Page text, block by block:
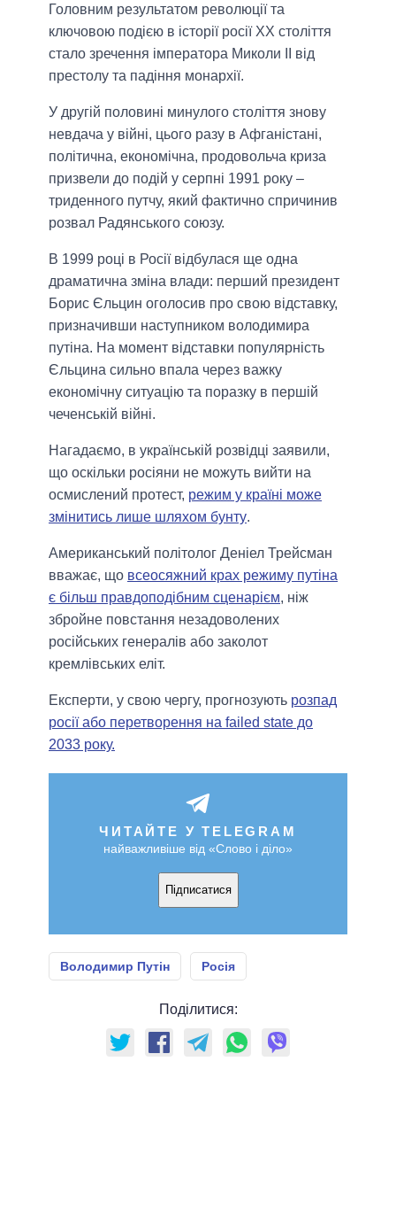
Головним результатом революції та
ключовою подією в історії росії XX століття
стало зречення імператора Миколи II від
престолу та падіння монархії.
У другій половині минулого століття знову
невдача у війні, цього разу в Афганістані,
політична, економічна, продовольча криза
призвели до подій у серпні 1991 року –
триденного путчу, який фактично спричинив
розвал Радянського союзу.
В 1999 році в Росії відбулася ще одна
драматична зміна влади: перший президент
Борис Єльцин оголосив про свою відставку,
призначивши наступником володимира
путіна. На момент відставки популярність
Єльцина сильно впала через важку
економічну ситуацію та поразку в першій
чеченській війні.
Нагадаємо, в українській розвідці заявили,
що оскільки росіяни не можуть вийти на
осмислений протест, режим у країні може
змінитись лише шляхом бунту.
Американський політолог Деніел Трейсман
вважає, що всеосяжний крах режиму путіна
є більш правдоподібним сценарієм, ніж
збройне повстання незадоволених
російських генералів або заколот
кремлівських еліт.
Експерти, у свою чергу, прогнозують розпад
росії або перетворення на failed state до
2033 року.
ЧИТАЙТЕ У TELEGRAM
найважливіше від «Слово і діло»
Підписатися
Володимир Путін Росія
Поділитися: